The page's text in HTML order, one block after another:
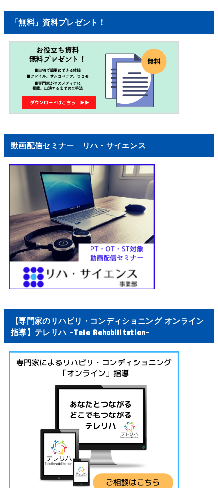
「無料」資料プレゼント！
動画配信セミナー リハ・サイエンス
【専門家のリハビリ・コンディショニング オンライン
指導】テレリハ -Tele Rehabilitation-